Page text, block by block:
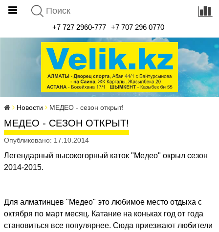
+7 727 2960-777 +7 707 296 0770
Новости МЕДЕО - сезон открыт!
МЕДЕО - СЕЗОН ОТКРЫТ!
Опубликовано: 17.10.2014
Легендарный высокогорный каток "Медео" окрыл сезон
2014-2015.
Для алматинцев "Медео" это любимое место отдыха с
октября по март месяц. Катание на коньках год от года
становиться все популярнее. Сюда приезжают любители